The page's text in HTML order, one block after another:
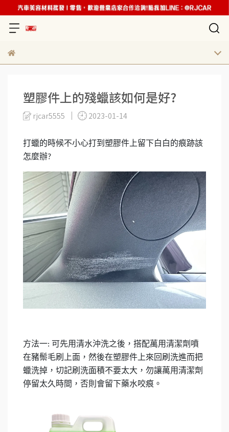
塑膠件上的殘蠟該如何是好?
rjcar5555 2023-01-14
打蠟的時候不小心打到塑膠件上留下白白的痕跡該
怎麼辦?
方法一: 可先用清水沖洗之後，搭配萬用清潔劑噴
在豬鬃毛刷上面，然後在塑膠件上來回刷洗進而把
蠟洗掉，切記刷洗面積不要太大，勿讓萬用清潔劑
停留太久時間，否則會留下藥水咬痕。